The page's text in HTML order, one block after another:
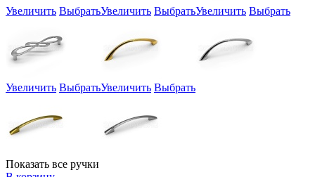
Увеличить ВыбратьУвеличить ВыбратьУвеличить Выбрать
Увеличить ВыбратьУвеличить Выбрать
Показать все ручки